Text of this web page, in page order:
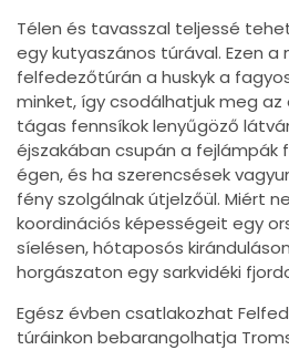
Télen és tavasszal teljessé
egy kutyaszános túrával. Ezen a
felfedezőtúrán a huskyk a
minket, így csodálhatjuk meg az
tágas fennsíkok lenyűgöző
éjszakában csupán a fejlámpák
égen, és ha szerencsések
fény szolgálnak útjelzőül. Miért
koordinációs képességeit egy
síelésen, hótaposós
horgászaton egy sarkvidéki
Egész évben csatlakozhat
túráinkon bebarangolhatja